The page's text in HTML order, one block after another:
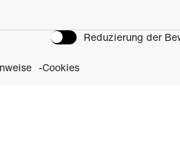
Reduzierung der
Cookies